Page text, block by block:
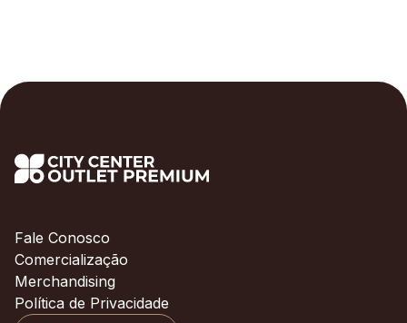
Fale Conosco
Comercialização
Merchandising
Política de Privacidade